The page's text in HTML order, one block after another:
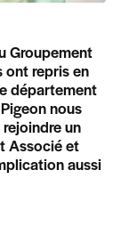
Groupement
ont repris en
département
nous
un
Associé et
aussi